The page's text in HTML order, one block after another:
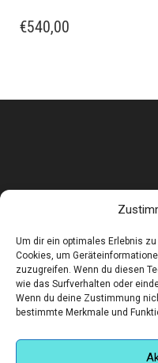
Um dir ein optimales Erlebnis
Cookies, um
zuzugreifen. Wenn du diesen
wie das Surfverhalten oder
Wenn du deine Zustimmung
bestimmte Merkmale und
€540,00
Corneliusstr. 19, München,
Telefon: +49 (0)89 552 985
Öffnungszeiten: Di. - FR.
UHR
Impressum
Datenschutz